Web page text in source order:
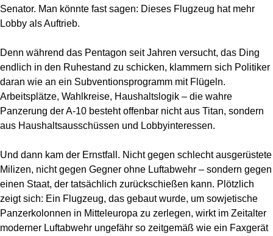
Senator. Man könnte fast sagen: Dieses Flugzeug hat mehr
Lobby als Auftrieb.
Denn während das Pentagon seit Jahren versucht, das Ding
endlich in den Ruhestand zu schicken, klammern sich Politiker
daran wie an ein Subventionsprogramm mit Flügeln.
Arbeitsplätze, Wahlkreise, Haushaltslogik – die wahre
Panzerung der A-10 besteht offenbar nicht aus Titan, sondern
aus Haushaltsausschüssen und Lobbyinteressen.
Und dann kam der Ernstfall. Nicht gegen schlecht ausgerüstete
Milizen, nicht gegen Gegner ohne Luftabwehr – sondern gegen
einen Staat, der tatsächlich zurückschießen kann. Plötzlich
zeigt sich: Ein Flugzeug, das gebaut wurde, um sowjetische
Panzerkolonnen in Mitteleuropa zu zerlegen, wirkt im Zeitalter
moderner Luftabwehr ungefähr so zeitgemäß wie ein Faxgerät